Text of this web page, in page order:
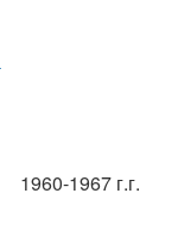
1960-1967 г.г.